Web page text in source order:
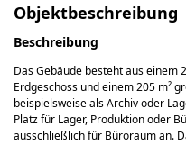
Objekt­beschreibung
Beschreibung
Das Gebäude besteht aus einem
Erdgeschoss und einem 205 m²
beispielsweise als Archiv oder
Platz für Lager, Produktion oder
ausschließlich für Büroraum an.